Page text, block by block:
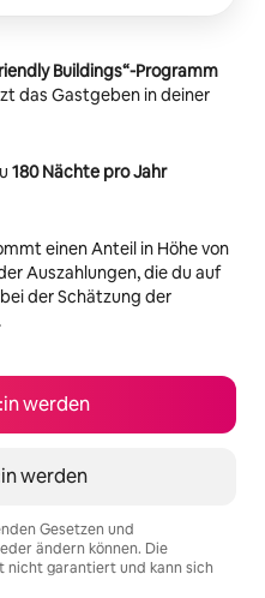
Buildings“-Programm
das Gastgeben in deiner
180 Nächte pro Jahr
einen Anteil in Höhe von
Auszahlungen, die du auf
der Schätzung der
werden
werden
Gesetzen und
ändern können. Die
nicht garantiert und kann sich